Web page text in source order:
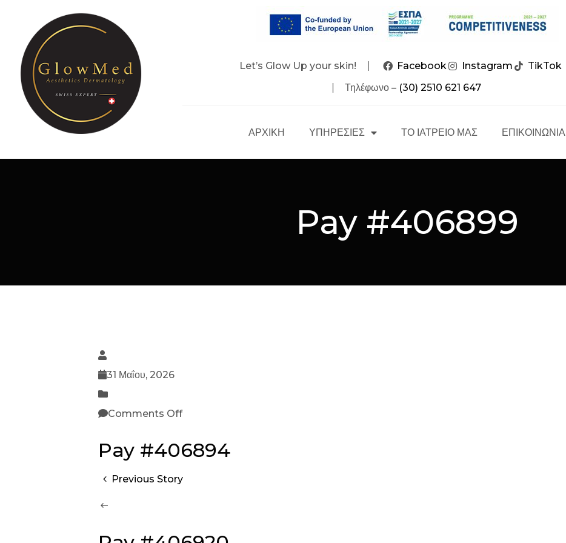
Let’s Glow Up your skin! Facebook Instagram
TikTok
Τηλέφωνο – (30) 2510 621 647
ΑΡΧΙΚΗ ΥΠΗΡΕΣΙΕΣ ΤΟ ΙΑΤΡΕΙΟ ΜΑΣ ΕΠΙΚΟΙΝΩΝΙΑ
Pay #406899
31 Μαΐου, 2026
Comments Off
Pay #406894
Previous Story